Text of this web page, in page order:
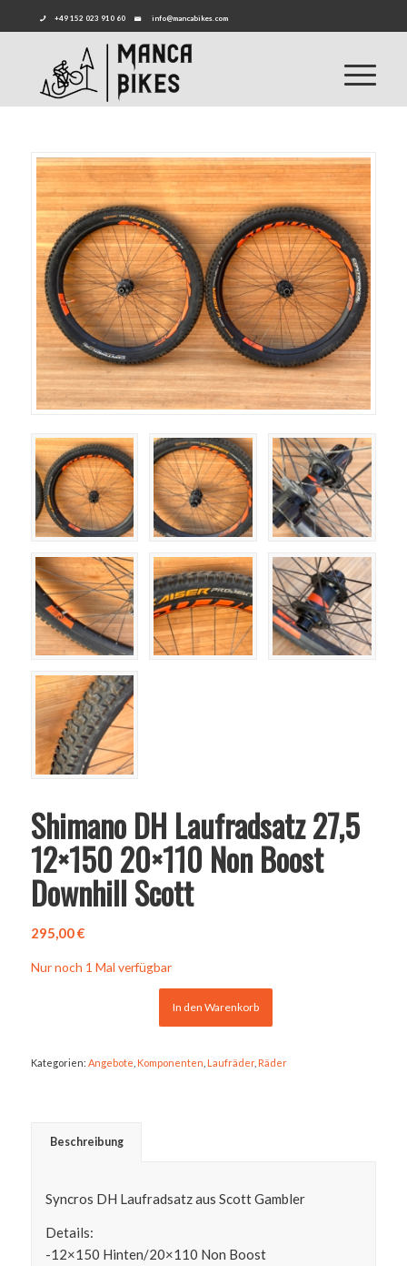
+49 152 023 910 60 info@mancabikes.com
Shimano DH Laufradsatz 27,5
12×150 20×110 Non Boost
Downhill Scott
295,00€
Nur noch 1 Mal verfügbar
In den Warenkorb
Kategorien: Angebote Komponenten Laufräder, Räder
Beschreibung
Syncros DH Laufradsatz aus Scott Gambler
Details:
-12×150 Hinten/20×110 Non Boost